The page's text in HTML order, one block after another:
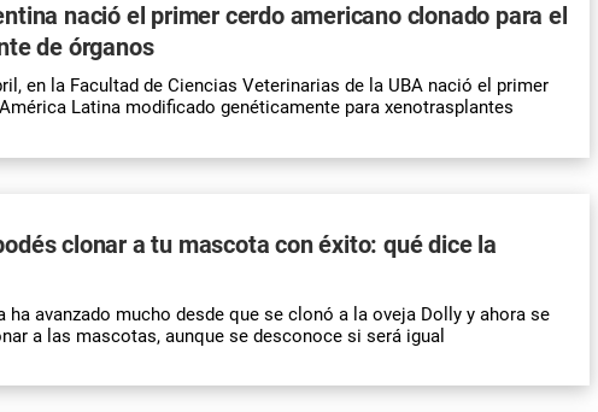
nació el primer cerdo americano clonado para el
de órganos
en la Facultad de Ciencias Veterinarias de la UBA nació el primer
Latina modificado genéticamente para xenotrasplantes
clonar a tu mascota con éxito: qué dice la
ha avanzado mucho desde que se clonó a la oveja Dolly y ahora se
a las mascotas, aunque se desconoce si será igual